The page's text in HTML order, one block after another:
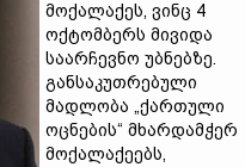
მოქალაქეს, ვინც 4
ოქტომბერს მივიდა
საარჩევნო უბნებზე.
განსაკუთრებული
მადლობა „ქართული
ოცნების“ მხარდამჭერ
მოქალაქეებს,